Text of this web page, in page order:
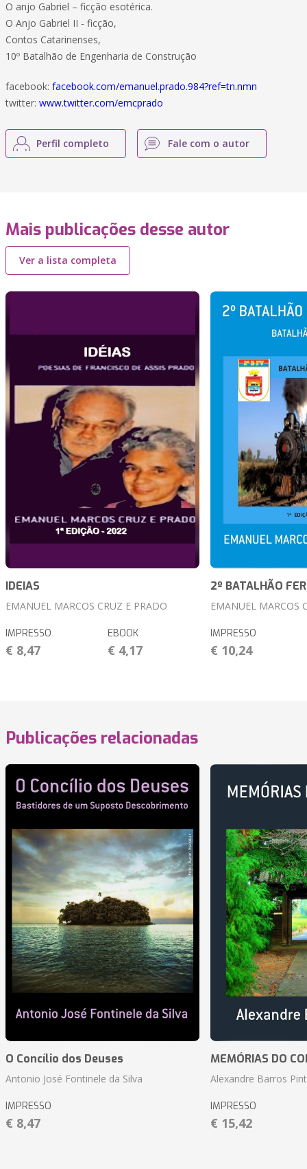
O anjo Gabriel – ficção esotérica.
O Anjo Gabriel II - ficção,
Contos Catarinenses,
10º Batalhão de Engenharia de Construção
facebook: facebook.com/emanuel.prado.984?ref=tn.nmn
twitter: www.twitter.com/emcprado
Perfil completo Fale com o autor
Mais publicações desse autor
Ver a lista completa
IDEIAS
EMANUEL MARCOS CRUZ E PRADO
IMPRESSO
€ 8,47
EBOOK
€ 4,17
2º BATALHÃO
EMANUEL MARCOS
IMPRESSO
€ 10,24
Publicações relacionadas
O Concílio dos Deuses
Antonio José Fontinele da Silva
IMPRESSO
€ 8,47
MEMÓRIAS DO
Alexandre Barros
IMPRESSO
€ 15,42